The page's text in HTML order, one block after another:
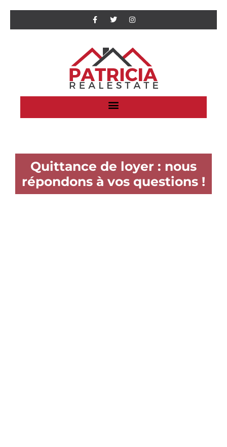
Quittance de loyer : nous
répondons à vos questions !